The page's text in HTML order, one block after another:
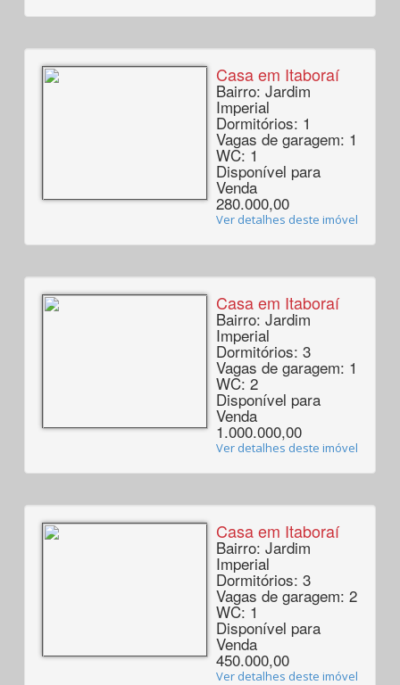
Casa em Itaboraí
Bairro: Jardim
Imperial
Dormitórios: 1
Vagas de garagem: 1
WC: 1
Disponível para
Venda
280.000,00
Ver detalhes deste imóvel
Casa em Itaboraí
Bairro: Jardim
Imperial
Dormitórios: 3
Vagas de garagem: 1
WC: 2
Disponível para
Venda
1.000.000,00
Ver detalhes deste imóvel
Casa em Itaboraí
Bairro: Jardim
Imperial
Dormitórios: 3
Vagas de garagem: 2
WC: 1
Disponível para
Venda
450.000,00
Ver detalhes deste imóvel